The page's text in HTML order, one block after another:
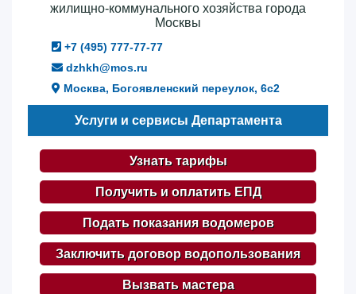
жилищно-коммунального хозяйства города
Москвы
+7 (495) 777-77-77
dzhkh@mos.ru
Москва, Богоявленский переулок, 6с2
Услуги и сервисы Департамента
Узнать тарифы
Получить и оплатить ЕПД
Подать показания водомеров
Заключить договор водопользования
Вызвать мастера